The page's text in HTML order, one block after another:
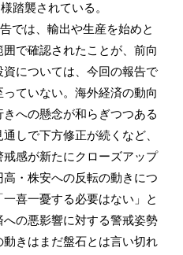
踏襲されている。
では、輸出や生産を始めと
で確認されたことが、前向
については、今回の報告で
ていない。海外経済の動向
への懸念が和らぎつつある
しで下方修正が続くなど、
感が新たにクローズアップ
・株安への反転の動きにつ
喜一憂する必要はない」と
の悪影響に対する警戒姿勢
きはまだ盤石とは言い切れ